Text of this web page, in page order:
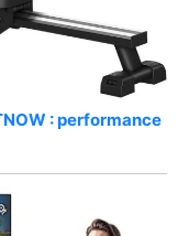
: performance